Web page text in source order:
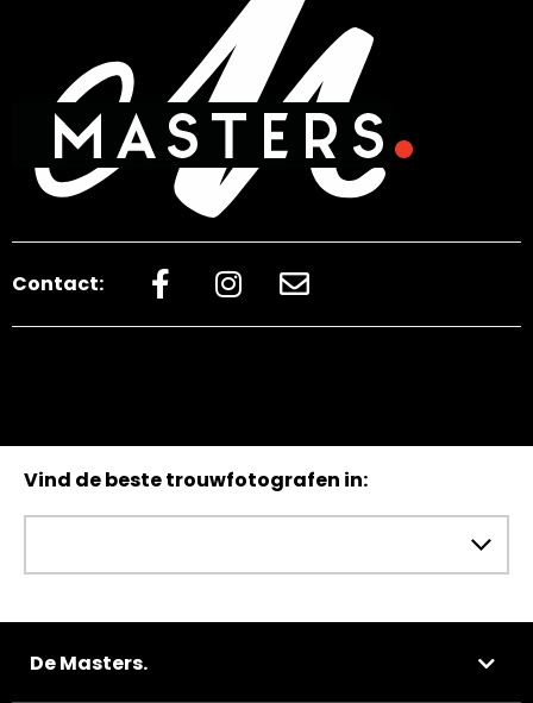
Contact:
Vind de beste trouwfotografen in:
De Masters.